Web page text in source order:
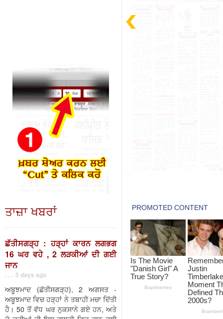
ਤਾਜ਼ਾ ਖਬਰਾਂ
ਛੱਤੀਸਗੜ੍ਹ : ਹੜ੍ਹਾਂ ਕਾਰਨ ਲਗਭਗ
16 ਘਰ ਵਹੇ , 2 ਲੜਕੀਆਂ ਦੀ ਗਈ
ਜਾਨ
. . . 5 days ago
ਅਬੂਝਮਾਦ (ਛੱਤੀਸਗੜ੍ਹ), 2 ਅਗਸਤ -
ਅਬੂਝਮਾਦ ਵਿਚ ਹੜ੍ਹਾਂ ਨੇ ਤਬਾਹੀ ਮਚਾ ਦਿੱਤੀ
ਹੈ। 50 ਤੋਂ ਵੱਧ ਘਰ ਨੁਕਸਾਨੇ ਗਏ ਹਨ, ਅਤੇ